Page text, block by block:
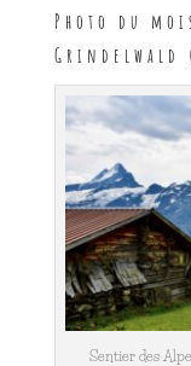
Photo du
Grindelwald
Sentier des